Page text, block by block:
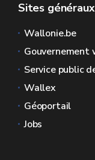
Sites
Wallonie.be
Gouvernement
Service public
Wallex
Géoportail
Jobs